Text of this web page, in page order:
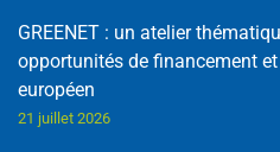
GREENET : un atelier
opportunités de financement
européen
21 juillet 2026